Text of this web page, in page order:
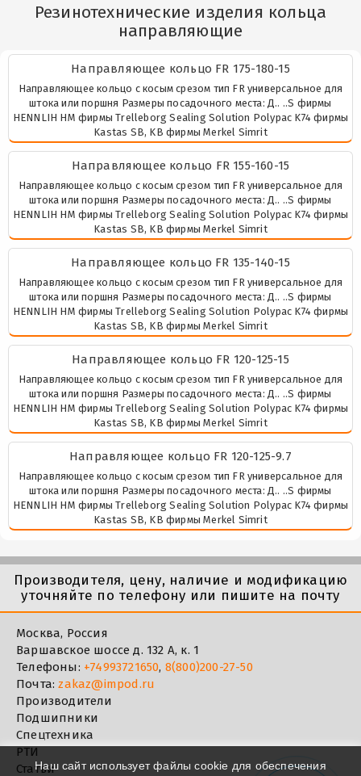
Резинотехнические изделия кольца
направляющие
Направляющее кольцо FR 175-180-15
Направляющее кольцо с косым срезом тип FR универсальное для
штока или поршня Размеры посадочного места: Д.. ..S фирмы
HENNLIH HM фирмы Trelleborg Sealing Solution Polypac K74 фирмы
Kastas SB, KB фирмы Merkel Simrit
Направляющее кольцо FR 155-160-15
Направляющее кольцо с косым срезом тип FR универсальное для
штока или поршня Размеры посадочного места: Д.. ..S фирмы
HENNLIH HM фирмы Trelleborg Sealing Solution Polypac K74 фирмы
Kastas SB, KB фирмы Merkel Simrit
Направляющее кольцо FR 135-140-15
Направляющее кольцо с косым срезом тип FR универсальное для
штока или поршня Размеры посадочного места: Д.. ..S фирмы
HENNLIH HM фирмы Trelleborg Sealing Solution Polypac K74 фирмы
Kastas SB, KB фирмы Merkel Simrit
Направляющее кольцо FR 120-125-15
Направляющее кольцо с косым срезом тип FR универсальное для
штока или поршня Размеры посадочного места: Д.. ..S фирмы
HENNLIH HM фирмы Trelleborg Sealing Solution Polypac K74 фирмы
Kastas SB, KB фирмы Merkel Simrit
Направляющее кольцо FR 120-125-9.7
Направляющее кольцо с косым срезом тип FR универсальное для
штока или поршня Размеры посадочного места: Д.. ..S фирмы
HENNLIH HM фирмы Trelleborg Sealing Solution Polypac K74 фирмы
Kastas SB, KB фирмы Merkel Simrit
Производителя, цену, наличие и модификацию
уточняйте по телефону или пишите на почту
Москва, Россия
Варшавское шоссе д. 132 А, к. 1
Телефоны: +74993721650, 8(800)200-27-50
Почта:zakaz@impod.ru
Производители
Подшипники
Спецтехника
РТИ
СтатьиНаш сайт использует файлы cookie для обеспечения